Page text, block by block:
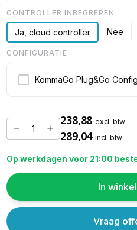
CONTROLLER INBEGREPEN
Ja, cloud controller Nee
CONFIGURATIE
KommaGo Plug&Go
238,88 excl. btw
289,04 incl. btw
Op werkdagen voor 21:00
In
Vraag